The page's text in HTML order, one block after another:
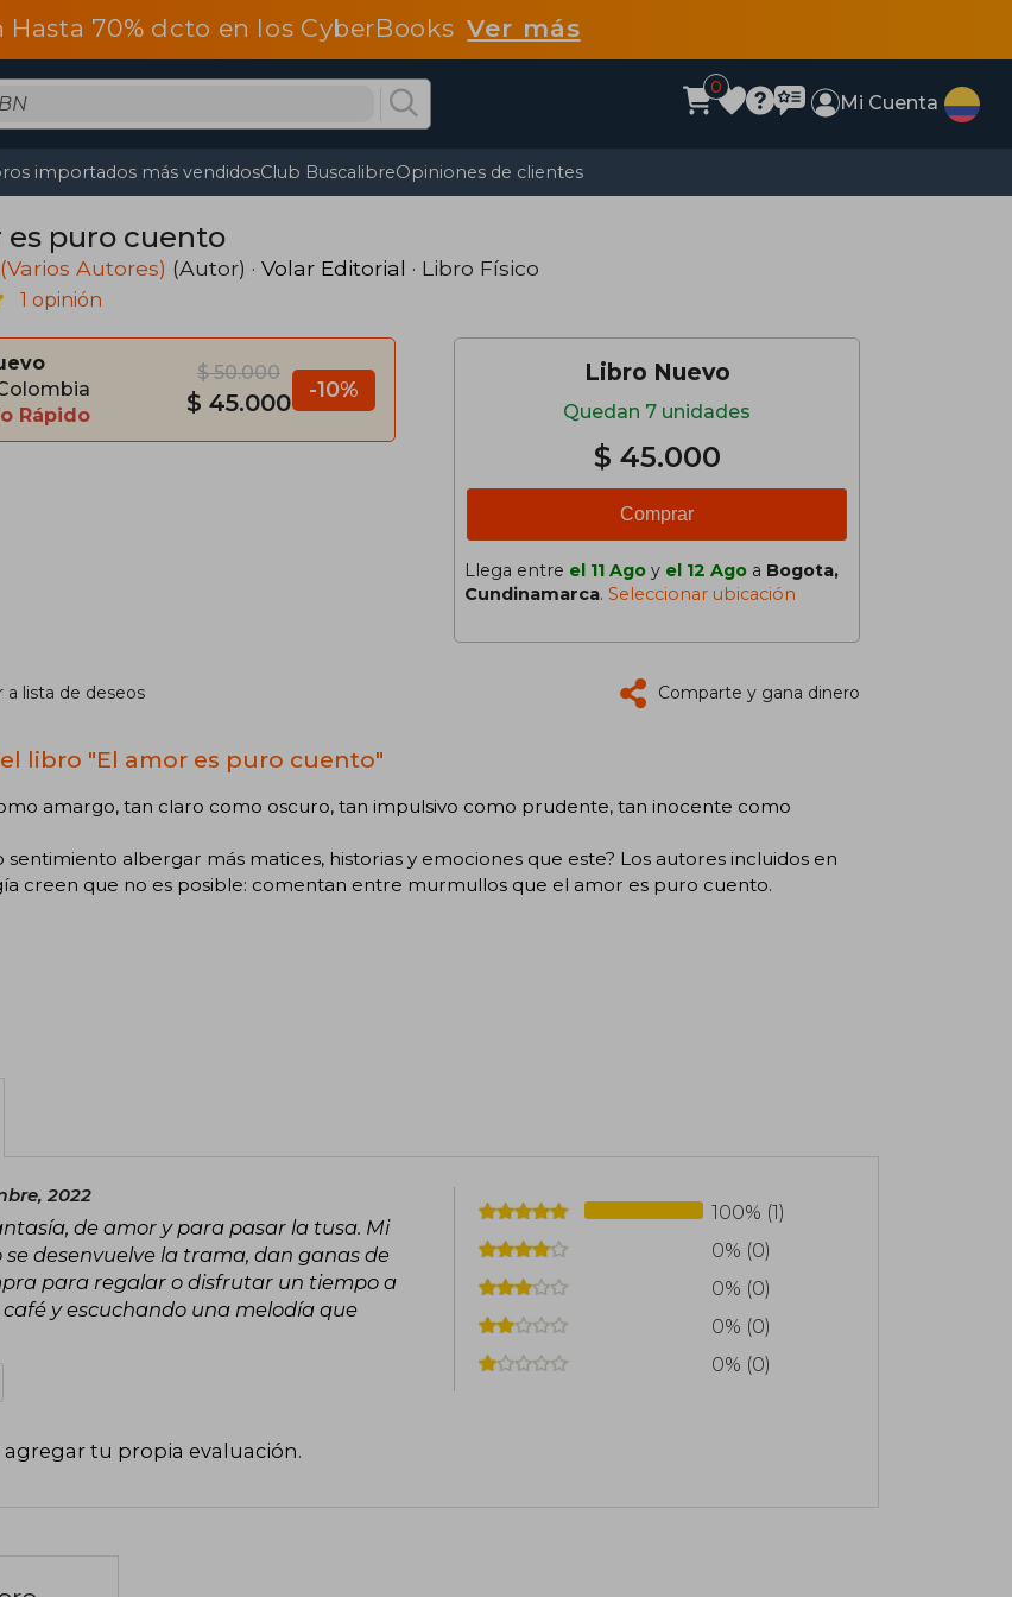
Hasta 70% dcto en los CyberBooksVer más
0
Mi Cuenta
importados más vendidosClub BuscalibreOpiniones de clientes
es puro cuento
Autores) (Autor) · Volar Editorial · Libro Físico
1 opinión
Rápido
$ 50.000
$ 45.000 -10%
Libro Nuevo
Quedan 7 unidades
$ 45.000
Comprar
Llega entre el 11 Ago y el 12 Ago a Bogota,
Cundinamarca. Seleccionar ubicación
a lista de deseos Comparte y gana dinero
libro "El amor es puro cuento"
amargo, tan claro como oscuro, tan impulsivo como prudente, tan inocente como
sentimiento albergar más matices, historias y emociones que este? Los autores incluidos en
creen que no es posible: comentan entre murmullos que el amor es puro cuento.
2022
de amor y para pasar la tusa. Mi
desenvuelve la trama, dan ganas de
para regalar o disfrutar un tiempo a
y escuchando una melodía que
agregar tu propia evaluación.
100% (1)
0% (0)
0% (0)
0% (0)
0% (0)